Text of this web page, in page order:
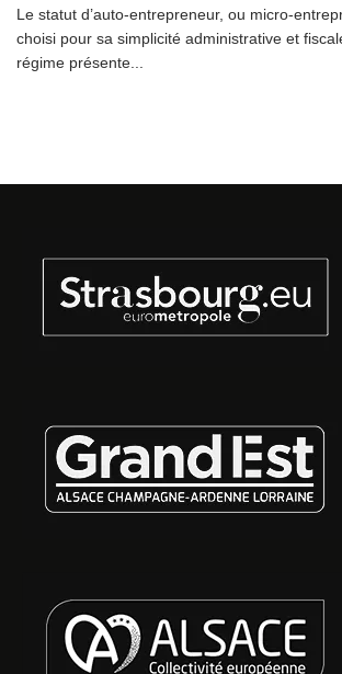
Le statut d’auto-entrepreneur, ou micro-
choisi pour sa simplicité administrative et
régime présente